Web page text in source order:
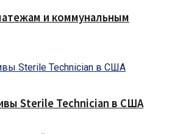
и коммунальным
Sterile Technician в США